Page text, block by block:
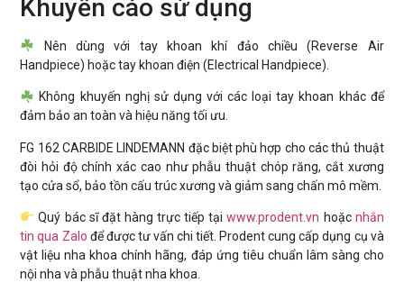
Khuyến cáo sử dụng
Nên dùng với tay khoan khí đảo chiều (Reverse Air
Handpiece) hoặc tay khoan điện (Electrical Handpiece).
Không khuyến nghị sử dụng với các loại tay khoan khác để
đảm bảo an toàn và hiệu năng tối ưu.
FG 162 CARBIDE LINDEMANN đặc biệt phù hợp cho các thủ thuật
đòi hỏi độ chính xác cao như phẫu thuật chóp răng, cắt xương
tạo cửa sổ, bảo tồn cấu trúc xương và giảm sang chấn mô mềm.
Quý bác sĩ đặt hàng trực tiếp tại www.prodent.vn hoặc nhắn
tin qua Zalo để được tư vấn chi tiết. Prodent cung cấp dụng cụ và
vật liệu nha khoa chính hãng, đáp ứng tiêu chuẩn lâm sàng cho
nội nha và phẫu thuật nha khoa.